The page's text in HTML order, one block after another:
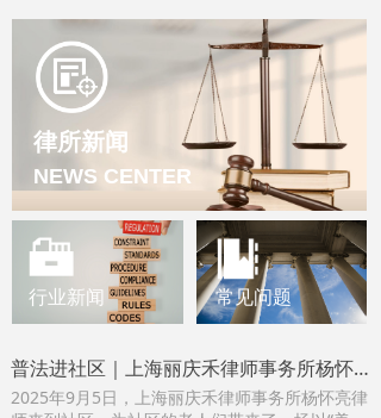
普法进社区｜上海丽庆禾律师事务所杨怀亮律师宣讲“美好生活·民法典相伴之财富传承”
2025年9月5日，上海丽庆禾律师事务所杨怀亮律
律所新闻
NEWS CENTER
行业新闻 常见问题